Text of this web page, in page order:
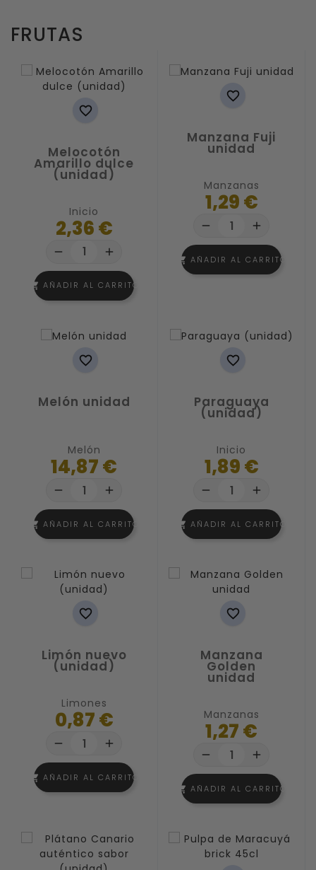
FRUTAS

Melocotón
Amarillo dulce
(unidad)
Inicio
2,36 €
remove add
shopping_cart AÑADIR AL CARRITO

Manzana Fuji
unidad
Manzanas
1,29 €
remove add
shopping_cart AÑADIR AL CARRITO

Melón unidad
Melón
14,87 €
remove add
shopping_cart AÑADIR AL CARRITO

Paraguaya
(unidad)
Inicio
1,89 €
remove add
shopping_cart AÑADIR AL CARRITO

Limón nuevo
(unidad)
Limones
0,87 €
remove add
shopping_cart AÑADIR AL CARRITO

Manzana
Golden
unidad
Manzanas
1,27 €
remove add
shopping_cart AÑADIR AL CARRITO